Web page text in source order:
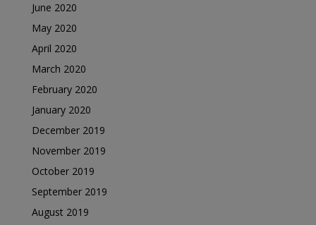
June 2020
May 2020
April 2020
March 2020
February 2020
January 2020
December 2019
November 2019
October 2019
September 2019
August 2019